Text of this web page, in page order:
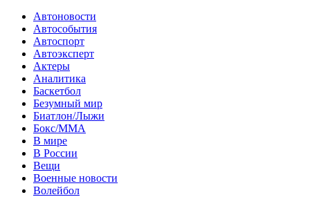
Автоновости
Автособытия
Автоспорт
Автоэксперт
Актеры
Аналитика
Баскетбол
Безумный мир
Биатлон/Лыжи
Бокс/MMA
В мире
В России
Вещи
Военные новости
Волейбол